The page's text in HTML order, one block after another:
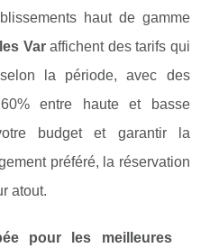
haut de gamme
Varaffichent des tarifs qui
la période, avec des
entre haute et basse
budget et garantir la
préféré, la réservation
atout.
pour les meilleures